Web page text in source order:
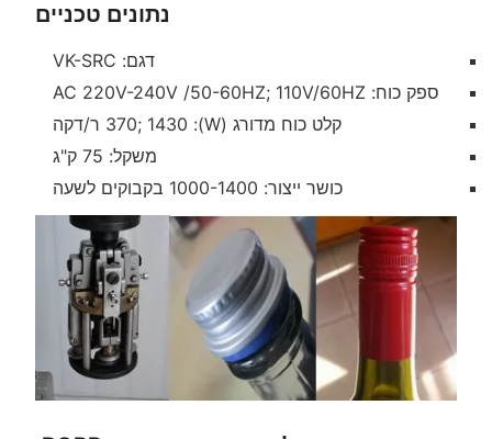
נתונים טכניים
דגם: VK-SRC
ספק כוח: AC 220V-240V /50-60HZ; 110V/60HZ
קלט כוח מדורג (W): 370; 1430 ר/דקה
משקל: 75 ק"ג
כושר ייצור: 1000-1400 בקבוקים לשעה